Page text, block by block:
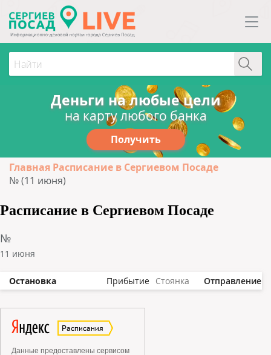
Деньги на любые цели
на карту любого банка
Получить
Главная Расписание в Сергиевом Посаде
№ (11 июня)
Расписание в Сергиевом Посаде
№
11 июня
Остановка Прибытие Стоянка Отправление